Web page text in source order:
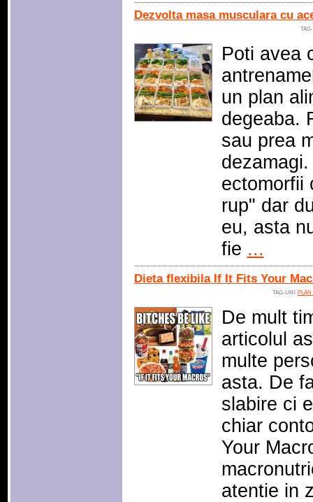
Dezvolta masa musculara cu
Poti avea
un plan
degeaba.
sau prea
ectomorfii
rup" dar
eu, asta
fie ...
Dieta flexibila If It Fits Your
TAG-URI: PLAN
De mult
articolul
multe
asta. De
slabire ci
chiar
Your
atentie in